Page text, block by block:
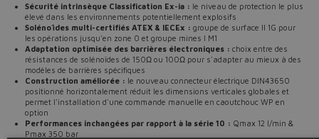
Sécurité intrinsèque Classification Ex-ia : le niveau de protection le plus
élevé dans les environnements potentiellement explosifs
Solénoïdes multi-certifiés ATEX & IECEx : groupe de surface II 1G pour
les opérations jusqu'en zone 0 et groupe mines I M1
Adaptation optimisée des barrières électroniques : choix entre des
résistances de solénoïdes de 150Ω ou 100Ω pour s'adapter au mieux à des
modèles de barrières spécifiques
Construction améliorée : le nouveau connecteur électrique DIN43650
positionné horizontalement réduit les dimensions verticales globales et
permet l'installation d'une commande manuelle en caoutchouc WP en
option
Performances inchangées par rapport à la série 10 : Qmax 12 l/min &
Pmax 350 bar